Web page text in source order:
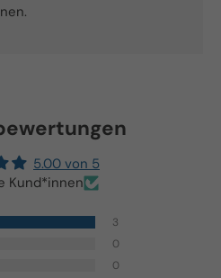
5.00 von 5
Kund*innen
3
0
0